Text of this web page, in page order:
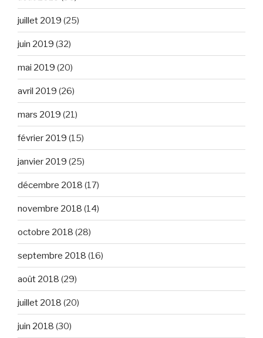
juillet 2019 (25)
juin 2019 (32)
mai 2019 (20)
avril 2019 (26)
mars 2019 (21)
février 2019 (15)
janvier 2019 (25)
décembre 2018 (17)
novembre 2018 (14)
octobre 2018 (28)
septembre 2018 (16)
août 2018 (29)
juillet 2018 (20)
juin 2018 (30)